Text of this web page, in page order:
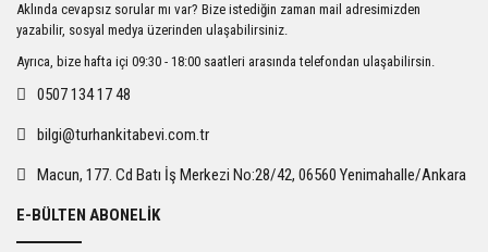
Ürün açıklamasında eksik bilgiler bulunuyor.
Ürün bilgilerinde hatalar bulunuyor.
Ürün fiyatı diğer sitelerden daha pahalı.
Aklında cevapsız sorular mı var? Bize istediğin zaman mail adresimizden
yazabilir, sosyal medya üzerinden ulaşabilirsiniz.
Ayrıca, bize hafta içi 09:30 - 18:00 saatleri arasında telefondan ulaşabilirsin.
0507 134 17 48
bilgi@turhankitabevi.com.tr
Macun, 177. Cd Batı İş Merkezi No:28/42, 06560 Yenimahalle/Ankara
E-BÜLTEN ABONELİK